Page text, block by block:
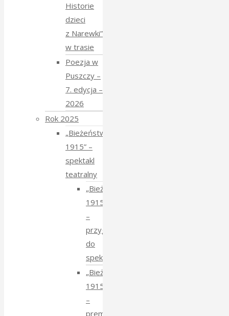
Historie
dzieci
z Narewki”
w trasie
Poezja w
Puszczy –
7. edycja –
2026
Rok 2025
„Bieżeństwo
1915” –
spektakl
teatralny
„Bieżeństwo
1915”
–
przygotowania
do
spektaklu
„Bieżeństwo
1915”
–
premiera